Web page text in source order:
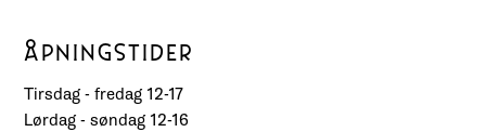
ÅPNINGSTIDER
Tirsdag - fredag 12-17
Lørdag - søndag 12-16